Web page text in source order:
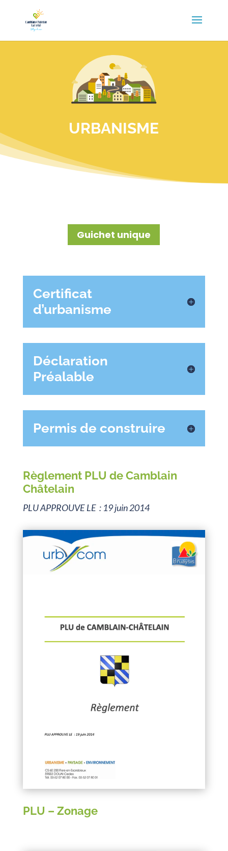
URBANISME
Guichet unique
Certificat
d’urbanisme
Déclaration
Préalable
Permis de construire
Règlement PLU de Camblain
Châtelain
PLU APPROUVE LE : 19 juin 2014
PLU – Zonage